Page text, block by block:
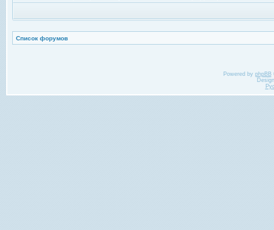
Список форумов
Powered by phpBB